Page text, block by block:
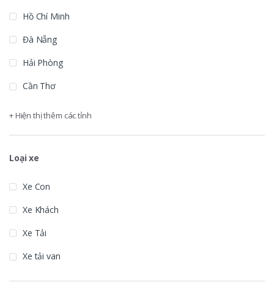
Hồ Chí Minh
Đà Nẵng
Hải Phòng
Cần Thơ
+ Hiện thị thêm các tỉnh
Loại xe
Xe Con
Xe Khách
Xe Tải
Xe tải van